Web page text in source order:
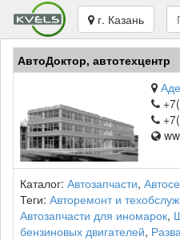
г. Казань
АвтоДоктор, автотехцентр
Каталог: Автозапчасти,
Теги: Авторемонт и
Автозапчасти для иномарок,
бензиновых двигателей,